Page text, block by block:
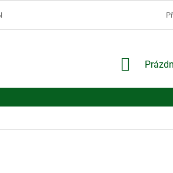
PODMÍNKY PODMÍNKY OCHRANY